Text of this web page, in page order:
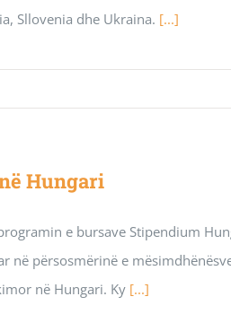
Sllovenia dhe Ukraina. [...]
Hungari
e bursave Stipendium
në përsosmërinë e
në Hungari. Ky [...]